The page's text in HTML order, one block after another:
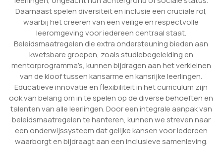
Daarnaast spelen diversiteit en inclusie een cruciale rol,
waarbij het creëren van een veilige en respectvolle
leeromgeving voor iedereen centraal staat.
Beleidsmaatregelen die extra ondersteuning bieden aan
kwetsbare groepen, zoals studiebegeleiding en
mentorprogramma’s, kunnen bijdragen aan het verkleinen
van de kloof tussen kansarme en kansrijke leerlingen.
Educatieve innovatie en flexibiliteit in het curriculum zijn
ook van belang om in te spelen op de diverse behoeften en
talenten van alle leerlingen. Door een integrale aanpak van
beleidsmaatregelen te hanteren, kunnen we streven naar
een onderwijssysteem dat gelijke kansen voor iedereen
waarborgt en bijdraagt aan een inclusieve samenleving.